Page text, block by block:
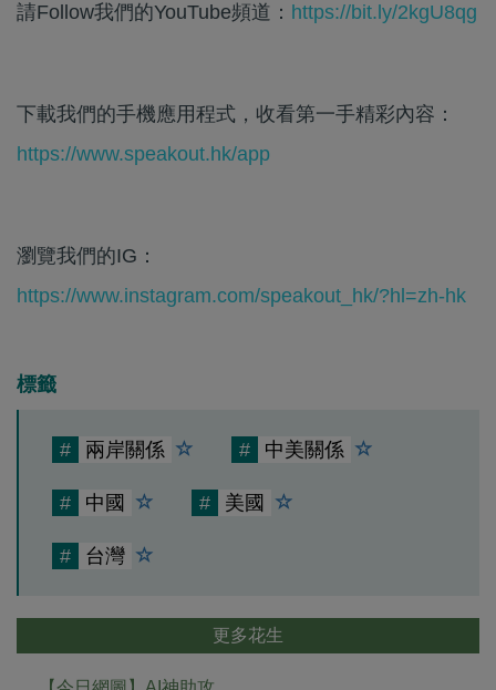
請Follow我們的YouTube頻道： https://bit.ly/2kgU8qg
下載我們的手機應用程式，收看第一手精彩內容：
https://www.speakout.hk/app
瀏覽我們的IG：
https://www.instagram.com/speakout_hk/?hl=zh-hk
標籤
# 兩岸關係 # 中美關係
# 中國 # 美國
# 台灣
更多花生